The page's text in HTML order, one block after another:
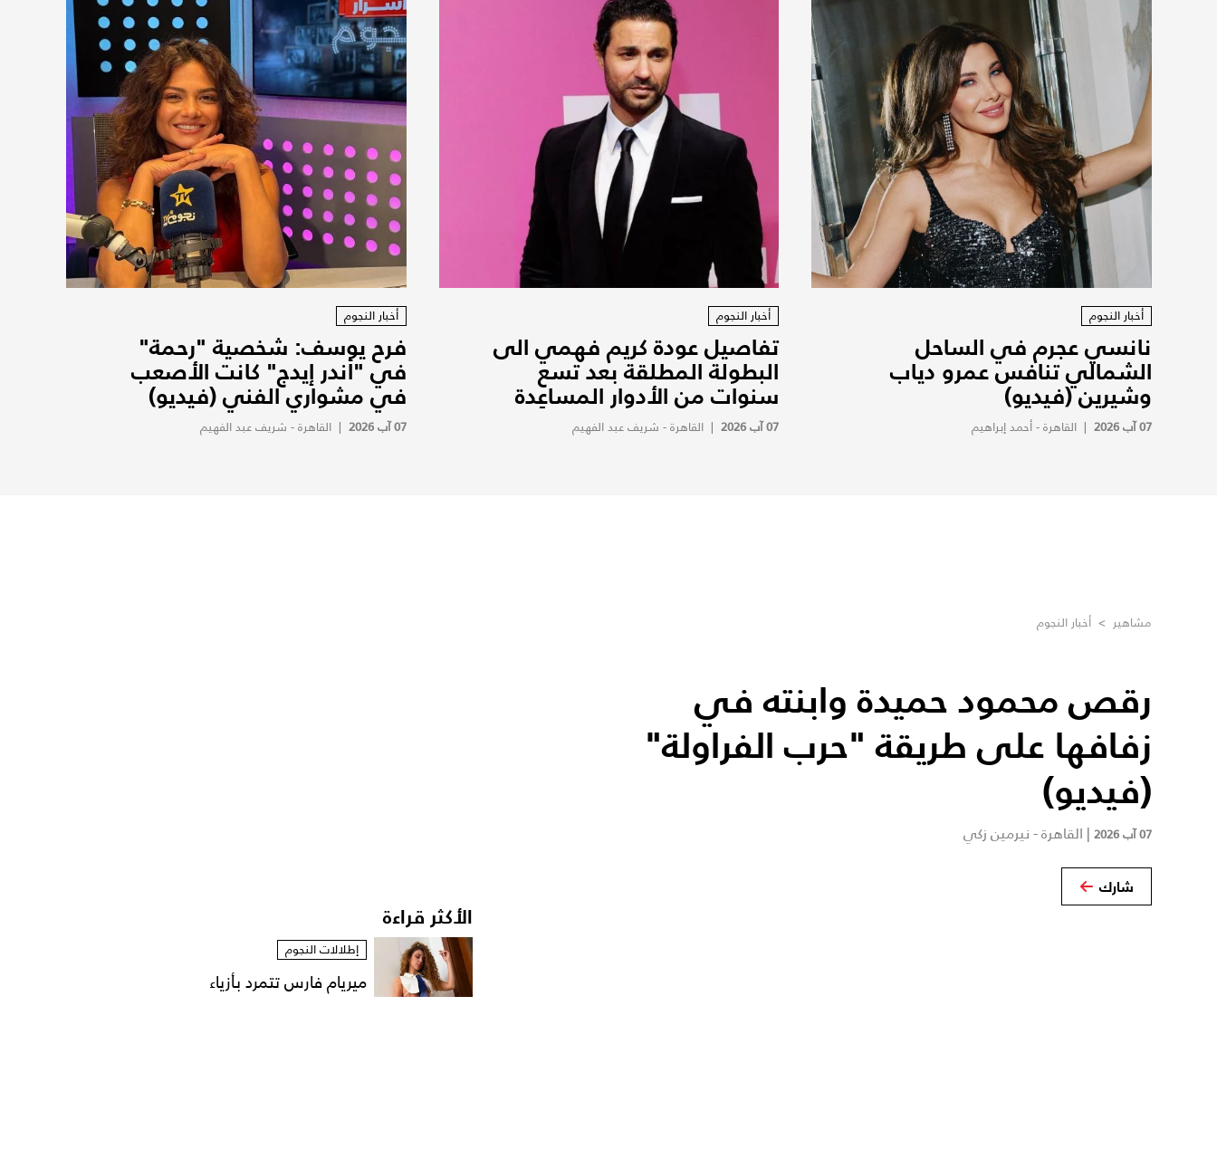
أخبار النجوم
نانسي عجرم في الساحل
الشمالي تنافس عمرو دياب
وشيرين (فيديو)
07 آب 2026 | القاهرة - أحمد إبراهيم
أخبار النجوم
تفاصيل عودة كريم فهمي الى
البطولة المطلقة بعد تسع
سنوات من الأدوار المساعِدة
07 آب 2026 | القاهرة - شريف عبد الفهيم
أخبار النجوم
فرح يوسف: شخصية "رحمة"
في "أندر إيدج" كانت الأصعب
في مشواري الفني (فيديو)
07 آب 2026 |القاهرة - شريف عبد الفهيم
مشاهير > أخبار النجوم
رقص محمود حميدة وابنته في
زفافها على طريقة "حرب الفراولة"
(فيديو)
07 آب 2026 | القاهرة - نيرمين زكي
شارك
الأكثر قراءة
إطلالات النجوم
ميريام فارس تتمرد بأزياء